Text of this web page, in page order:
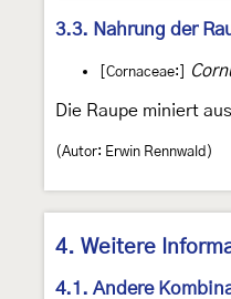
3.3. Nahrung der
[Cornaceae:]
Die Raupe miniert
(Autor: Erwin Rennwald)
4. Weitere
4.1. Andere